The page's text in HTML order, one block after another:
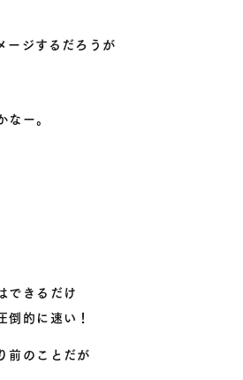
ージするだろうが
ー。
できるだけ
倒的に速い！
前のことだが